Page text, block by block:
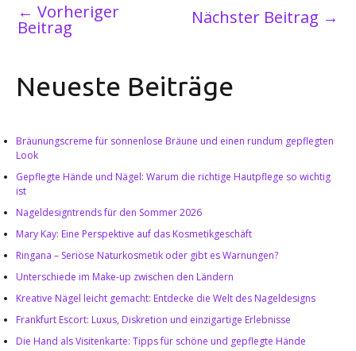
← Vorheriger
Beitrag Nächster Beitrag →
Neueste Beiträge
Bräunungscreme für sonnenlose Bräune und einen rundum gepflegten
Look
Gepflegte Hände und Nägel: Warum die richtige Hautpflege so wichtig
ist
Nageldesigntrends für den Sommer 2026
Mary Kay: Eine Perspektive auf das Kosmetikgeschäft
Ringana – Seriöse Naturkosmetik oder gibt es Warnungen?
Unterschiede im Make-up zwischen den Ländern
Kreative Nägel leicht gemacht: Entdecke die Welt des Nageldesigns
Frankfurt Escort: Luxus, Diskretion und einzigartige Erlebnisse
Die Hand als Visitenkarte: Tipps für schöne und gepflegte Hände